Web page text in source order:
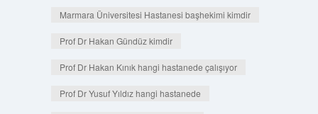
Marmara Üniversitesi Hastanesi başhekimi kimdir
Prof Dr Hakan Gündüz kimdir
Prof Dr Hakan Kınık hangi hastanede çalışıyor
Prof Dr Yusuf Yıldız hangi hastanede